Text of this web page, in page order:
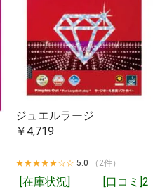
ジュエルラージ
￥4,719
★★★★★☆☆ 5.0 （2件）
[在庫状況] [口コミ]2